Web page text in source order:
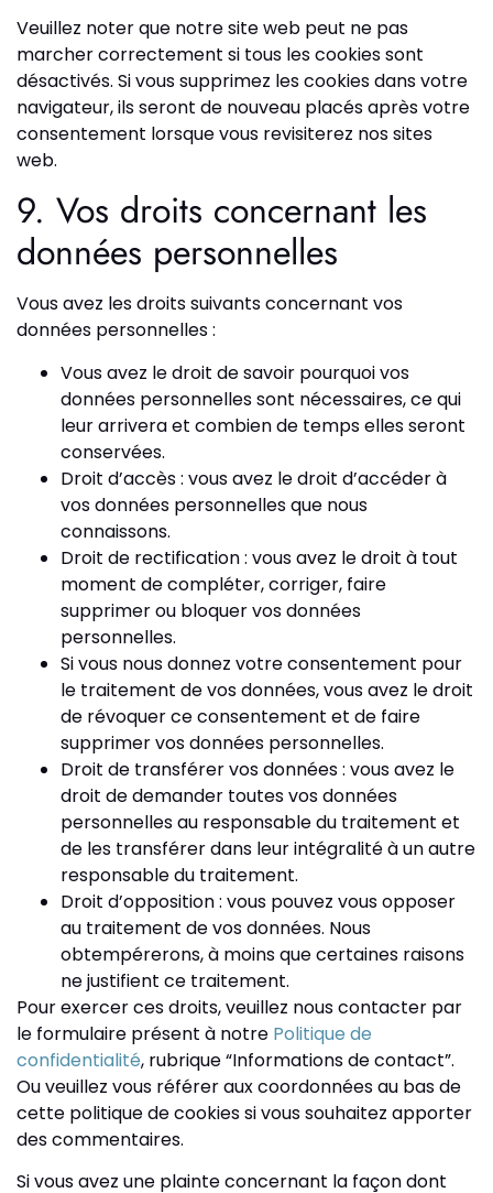
Veuillez noter que notre site web peut ne pas
marcher correctement si tous les cookies sont
désactivés. Si vous supprimez les cookies dans votre
navigateur, ils seront de nouveau placés après votre
consentement lorsque vous revisiterez nos sites
web.
9. Vos droits concernant les
données personnelles
Vous avez les droits suivants concernant vos
données personnelles :
Vous avez le droit de savoir pourquoi vos
données personnelles sont nécessaires, ce qui
leur arrivera et combien de temps elles seront
conservées.
Droit d’accès : vous avez le droit d’accéder à
vos données personnelles que nous
connaissons.
Droit de rectification : vous avez le droit à tout
moment de compléter, corriger, faire
supprimer ou bloquer vos données
personnelles.
Si vous nous donnez votre consentement pour
le traitement de vos données, vous avez le droit
de révoquer ce consentement et de faire
supprimer vos données personnelles.
Droit de transférer vos données : vous avez le
droit de demander toutes vos données
personnelles au responsable du traitement et
de les transférer dans leur intégralité à un autre
responsable du traitement.
Droit d’opposition : vous pouvez vous opposer
au traitement de vos données. Nous
obtempérerons, à moins que certaines raisons
ne justifient ce traitement.
Pour exercer ces droits, veuillez nous contacter par
le formulaire présent à notre Politique de
confidentialité, rubrique “Informations de contact”.
Ou veuillez vous référer aux coordonnées au bas de
cette politique de cookies si vous souhaitez apporter
des commentaires.
Si vous avez une plainte concernant la façon dont